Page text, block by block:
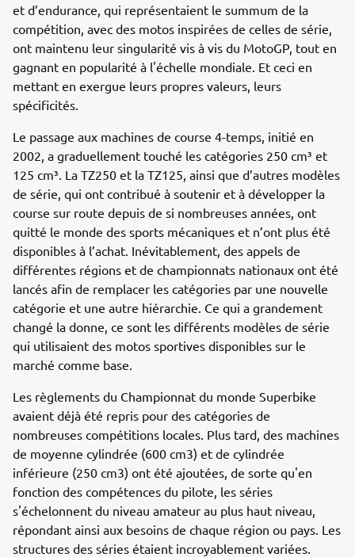
et d’endurance, qui représentaient le summum de la
compétition, avec des motos inspirées de celles de série,
ont maintenu leur singularité vis à vis du MotoGP, tout en
gagnant en popularité à l'échelle mondiale. Et ceci en
mettant en exergue leurs propres valeurs, leurs
spécificités.
Le passage aux machines de course 4-temps, initié en
2002, a graduellement touché les catégories 250 cm³ et
125 cm³. La TZ250 et la TZ125, ainsi que d’autres modèles
de série, qui ont contribué à soutenir et à développer la
course sur route depuis de si nombreuses années, ont
quitté le monde des sports mécaniques et n’ont plus été
disponibles à l’achat. Inévitablement, des appels de
différentes régions et de championnats nationaux ont été
lancés afin de remplacer les catégories par une nouvelle
catégorie et une autre hiérarchie. Ce qui a grandement
changé la donne, ce sont les différents modèles de série
qui utilisaient des motos sportives disponibles sur le
marché comme base.
Les règlements du Championnat du monde Superbike
avaient déjà été repris pour des catégories de
nombreuses compétitions locales. Plus tard, des machines
de moyenne cylindrée (600 cm3) et de cylindrée
inférieure (250 cm3) ont été ajoutées, de sorte qu'en
fonction des compétences du pilote, les séries
s'échelonnent du niveau amateur au plus haut niveau,
répondant ainsi aux besoins de chaque région ou pays. Les
structures des séries étaient incroyablement variées.